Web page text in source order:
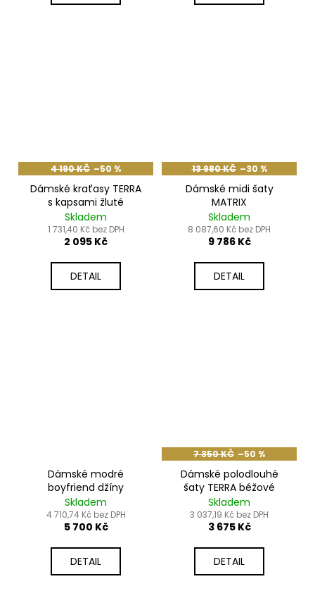
4 190 KČ –50 %
Dámské kraťasy TERRA
s kapsami žluté
Skladem
1 731,40 Kč bez DPH
2 095 Kč
DETAIL
13 980 KČ –30 %
Dámské midi šaty
MATRIX
Skladem
8 087,60 Kč bez DPH
9 786 Kč
DETAIL
Dámské modré
boyfriend džíny
Skladem
4 710,74 Kč bez DPH
5 700 Kč
DETAIL
7 350 KČ –50 %
Dámské polodlouhé
šaty TERRA béžové
Skladem
3 037,19 Kč bez DPH
3 675 Kč
DETAIL